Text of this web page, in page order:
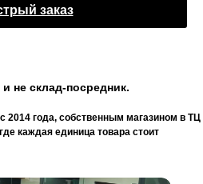
заказ
не склад-посредник.
года, собственным магазином в ТЦ
каждая единица товара стоит